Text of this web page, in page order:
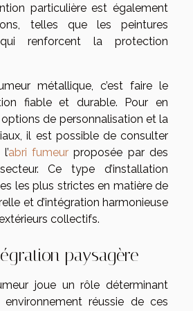
particulière est également
telles que les peintures
qui renforcent la protection
métallique, c’est faire le
fiable et durable. Pour en
de personnalisation et la
il est possible de consulter
abri fumeurproposée par des
Ce type d’installation
les plus strictes en matière de
et d’intégration harmonieuse
collectifs.
paysagère
joue un rôle déterminant
réussie de ces